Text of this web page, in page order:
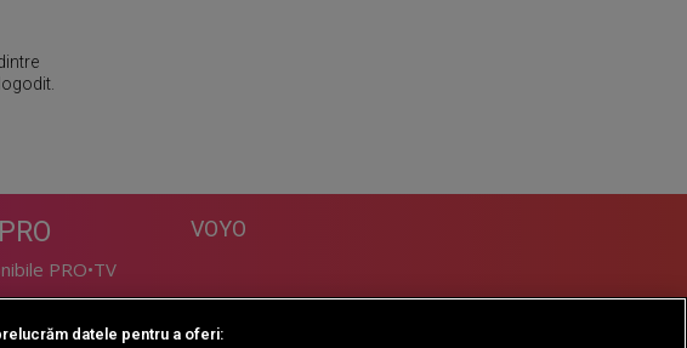
PRO•TV
VOYO
datele pentru a oferi: